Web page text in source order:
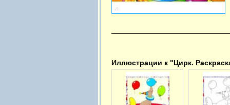
Иллюстрации к "Цирк.